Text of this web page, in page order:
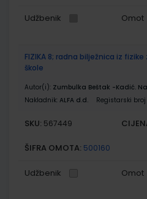
Udžbenik Omot
FIZIKA 8; radna bilježnica iz
škole
Autor(i): Zumbulka Beštak -Kadić.
Nakladnik: ALFA d.d. Registarski
SKU: 567449
ŠIFRA OMOTA: 500160
Udžbenik Omot